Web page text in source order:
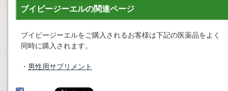
ブイピージーエルの関連ページ
ブイピージーエルをご購入されるお客様は下記の医薬品をよく
同時に購入されます。
・ 男性用サプリメント